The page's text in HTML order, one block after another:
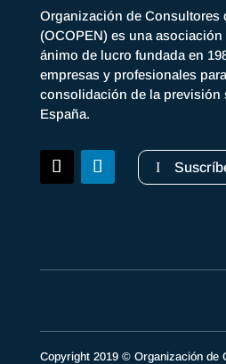
Organización de Consultores
(OCOPEN) es una
ánimo de lucro fundada en
empresas y profesionales
consolidación de la previsión
España.
Copyright 2019 © Organización de